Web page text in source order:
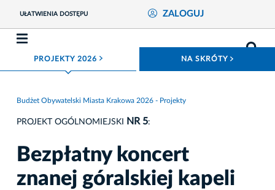
UŁATWIENIA DOSTĘPU ZALOGUJ
PROJEKTY 2026 ROZWIŃ MENU NA SKRÓTY
Budżet Obywatelski Miasta Krakowa 2026 - Projekty
PROJEKT OGÓLNOMIEJSKI NR 5:
Bezpłatny koncert
znanej góralskiej kapeli